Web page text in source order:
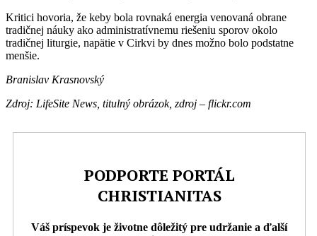
Kritici hovoria, že keby bola rovnaká energia venovaná obrane
tradičnej náuky ako administratívnemu riešeniu sporov okolo
tradičnej liturgie, napätie v Cirkvi by dnes možno bolo podstatne
menšie.
Branislav Krasnovský
Zdroj: LifeSite News, titulný obrázok, zdroj – flickr.com
PODPORTE PORTÁL
CHRISTIANITAS
Váš príspevok je životne dôležitý pre udržanie a ďalší